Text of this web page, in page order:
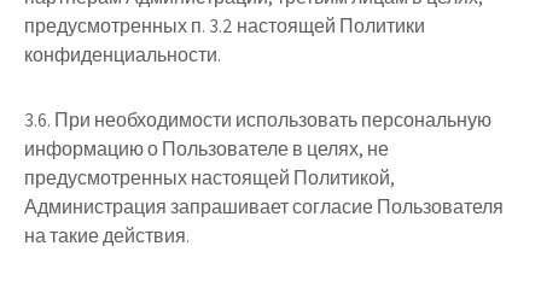
предусмотренных п. 3.2 настоящей Политики
конфиденциальности.
3.6. При необходимости использовать персональную
информацию о Пользователе в целях, не
предусмотренных настоящей Политикой,
Администрация запрашивает согласие Пользователя
на такие действия.